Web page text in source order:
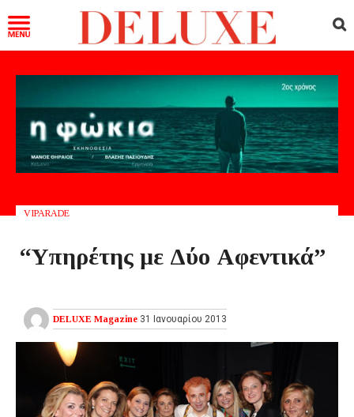
VIPARADE
“Υπηρέτης με Δύο Αφεντικά”
DELUXE Magazine 31 Ιανουαρίου 2013